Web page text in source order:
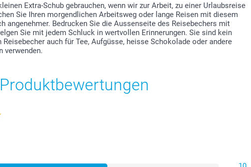
Extra-Schub gebrauchen, wenn wir zur Arbeit, zu einer Urlaubsreise
Sie Ihren morgendlichen Arbeitsweg oder lange Reisen mit diesem
angenehmer. Bedrucken Sie die Aussenseite des Reisebechers mit
Sie mit jedem Schluck in wertvollen Erinnerungen. Sie sind kein
Reisebecher auch für Tee, Aufgüsse, heisse Schokolade oder andere
verwenden.